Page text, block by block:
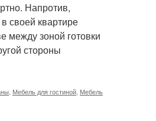
Напротив,
своей квартире
между зоной готовки
стороны
Мебель для гостиной Мебель